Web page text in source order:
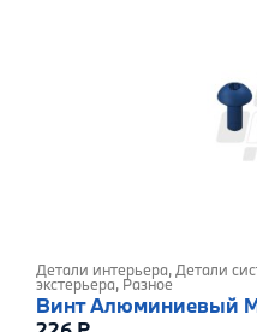
Детали интерьера,Детали
экстерьера, Разное
Винт Алюминиевый